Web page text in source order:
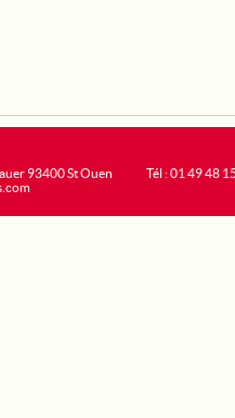
93400 St Ouen
Tél : 01 49 48